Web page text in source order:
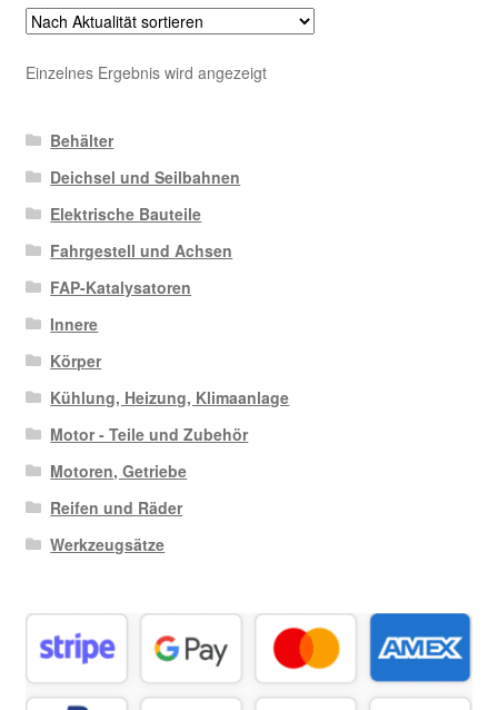
Einzelnes Ergebnis wird angezeigt
Behälter
Deichsel und Seilbahnen
Elektrische Bauteile
Fahrgestell und Achsen
FAP-Katalysatoren
Innere
Körper
Kühlung, Heizung, Klimaanlage
Motor - Teile und Zubehör
Motoren, Getriebe
Reifen und Räder
Werkzeugsätze